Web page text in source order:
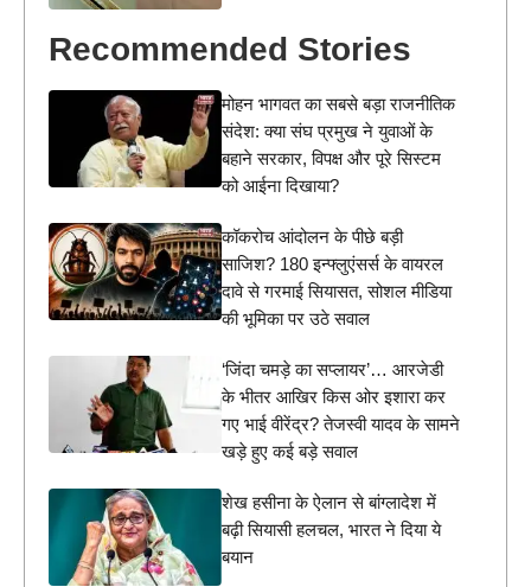
Recommended Stories
मोहन भागवत का सबसे बड़ा राजनीतिक
संदेश: क्या संघ प्रमुख ने युवाओं के
बहाने सरकार, विपक्ष और पूरे सिस्टम
को आईना दिखाया?
कॉकरोच आंदोलन के पीछे बड़ी
साजिश? 180 इन्फ्लुएंसर्स के वायरल
दावे से गरमाई सियासत, सोशल मीडिया
की भूमिका पर उठे सवाल
‘जिंदा चमड़े का सप्लायर’… आरजेडी
के भीतर आखिर किस ओर इशारा कर
गए भाई वीरेंद्र? तेजस्वी यादव के सामने
खड़े हुए कई बड़े सवाल
शेख हसीना के ऐलान से बांग्लादेश में
बढ़ी सियासी हलचल, भारत ने दिया ये
बयान